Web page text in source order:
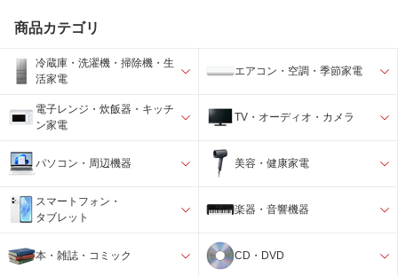
商品カテゴリ
冷蔵庫・洗濯機・掃除機・生
活家電
エアコン・空調・季節家電
電子レンジ・炊飯器・キッチ
ン家電
TV・オーディオ・カメラ
パソコン・周辺機器 美容・健康家電
スマートフォン・
タブレット
楽器・音響機器
本・雑誌・コミック CD・DVD